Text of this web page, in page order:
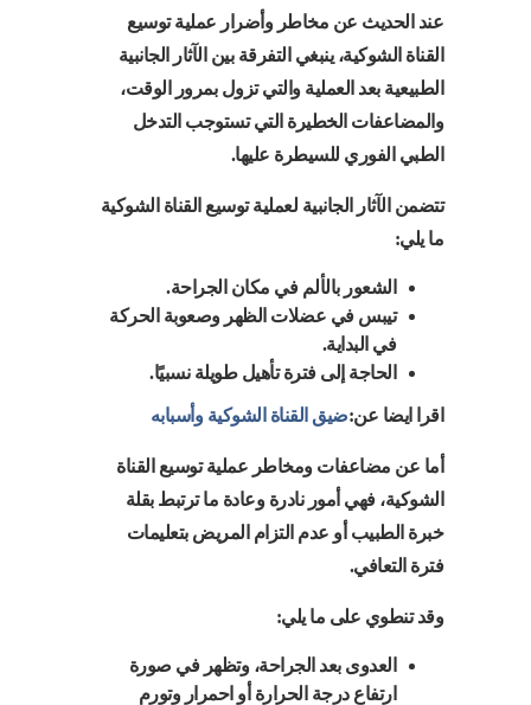
عند الحديث عن مخاطر وأضرار عملية توسيع
القناة الشوكية، ينبغي التفرقة بين الآثار الجانبية
الطبيعية بعد العملية والتي تزول بمرور الوقت،
والمضاعفات الخطيرة التي تستوجب التدخل
الطبي الفوري للسيطرة عليها.
تتضمن الآثار الجانبية لعملية توسيع القناة الشوكية
ما يلي:
الشعور بالألم في مكان الجراحة.
تيبس في عضلات الظهر وصعوبة الحركة
في البداية.
الحاجة إلى فترة تأهيل طويلة نسبيًا.
اقرا ايضا عن:ضيق القناة الشوكية وأسبابه
أما عن مضاعفات ومخاطر عملية توسيع القناة
الشوكية، فهي أمور نادرة وعادة ما ترتبط بقلة
خبرة الطبيب أو عدم التزام المريض بتعليمات
فترة التعافي.
وقد تنطوي على ما يلي:
العدوى بعد الجراحة، وتظهر في صورة
ارتفاع درجة الحرارة أو احمرار وتورم